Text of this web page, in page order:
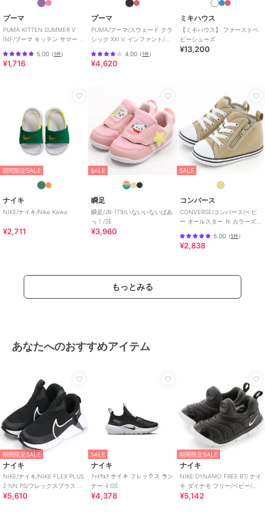
プーマ
PUMA KITTEN SUMMER V
INF/プーマ キッテン サマー V
5.00 （1件）
¥1,716
プーマ
PUMA/プーマ/スウェード クラ
シック XXI V インファント/ベ
4.00 （1件）
¥4,620
ミキハウス
【ミキハウス】 ファーストベ
ビーシューズ
¥13,200
期間限定SALE
ナイキ
NIKE/ナイキ/Nike Kawa
¥2,711
SALE
瞬足
瞬足/JB-179/いないいないばあ
っ！/3E
¥3,960
SALE
コンバース
CONVERSE/コンバース/ベビ
ー オールスター Ｎ カラーズ
5.00（5件）
¥2,838
もっとみる
あなたへのおすすめアイテム
期間限定SALE
ナイキ
NIKE/ナイキ/NIKE FLEX PLUS
2 NN PS/フレックスプラス 2
PS
¥5,610
SALE
ナイキ
ﾌｯﾄｳｪｱ ナイキ フレックス ラン
ナー 4 GS
¥4,378
期間限定SALE
ナイキ
NIKE DYNAMO FREE BT/ ナイ
キ ダイナモ フリー/ベビー/ス
リッポン
¥5,142